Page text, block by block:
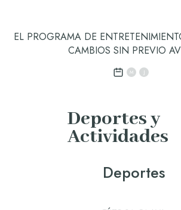
EL PROGRAMA DE
CAMBIOS SIN PREVIO
M J
Deportes y
Actividades
Deportes